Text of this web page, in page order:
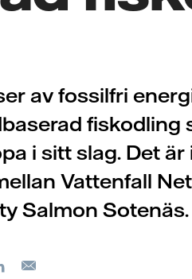
av fossilfri
fiskodling
i sitt slag. Det
Vattenfall
Salmon Sotenäs.
LinkedIn